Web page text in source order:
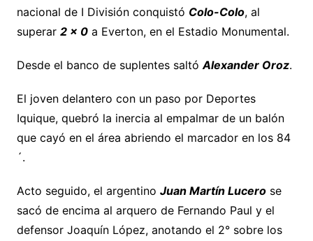
nacional de I División conquistó Colo-Colo, al
superar 2 x 0a Everton, en el Estadio Monumental.
Desde el banco de suplentes saltó Alexander Oroz.
El joven delantero con un paso por Deportes
Iquique, quebró la inercia al empalmar de un balón
que cayó en el área abriendo el marcador en los 84
´.
Acto seguido, el argentino Juan Martín Lucerose
sacó de encima al arquero de Fernando Paul y el
defensor Joaquín López, anotando el 2° sobre los